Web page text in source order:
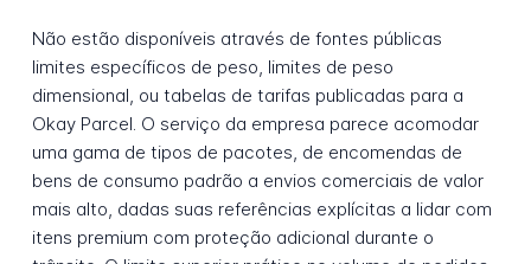
Não estão disponíveis através de fontes públicas
limites específicos de peso, limites de peso
dimensional, ou tabelas de tarifas publicadas para a
Okay Parcel. O serviço da empresa parece acomodar
uma gama de tipos de pacotes, de encomendas de
bens de consumo padrão a envios comerciais de valor
mais alto, dadas suas referências explícitas a lidar com
itens premium com proteção adicional durante o